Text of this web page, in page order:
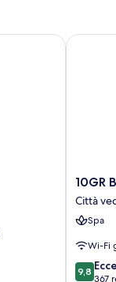
10GR
Hotel
and
Bar
Città
10GR
Città
Spa
Wi-Fi
9.8
su
9,8
367
10GR